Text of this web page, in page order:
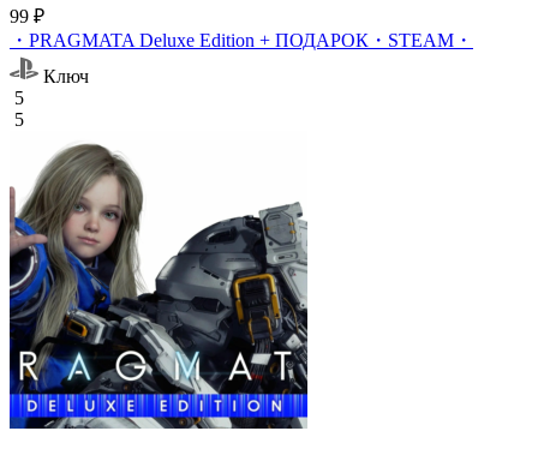
99 ₽
・PRAGMATA Deluxe Edition + ПОДАРОК・STEAM・
Ключ
5
5